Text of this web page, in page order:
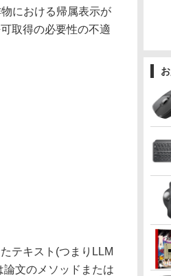
における帰属表示が
取得の必要性の不適
テキスト(つまりLLM
文のメソッドまたは